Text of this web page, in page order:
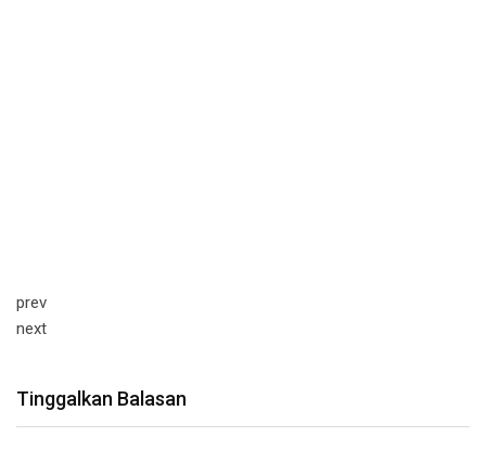
prev
next
Tinggalkan Balasan